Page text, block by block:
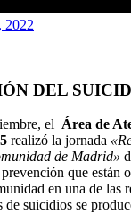
2022
DEL
el Área de
realizó la jornada
de Madrid»
que están
en una de las
de suicidios se